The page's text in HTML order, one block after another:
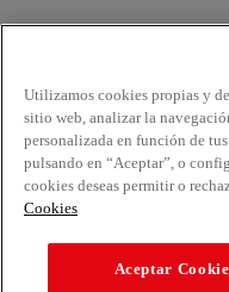
Utilizamos cookies propias y
sitio web, analizar la
personalizada en función de
pulsando en “Aceptar”, o
cookies deseas permitir o
Cookies
Aceptar